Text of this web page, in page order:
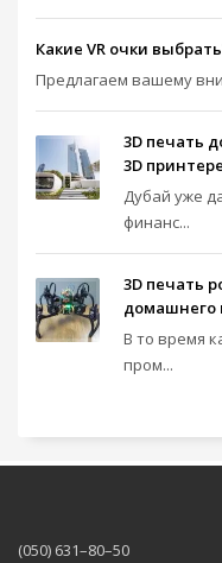
Какие VR очки
Предлагаем вашему
3D печать
3D принтере
Дубай уже
финанс...
3D печать
домашнего
В то время
пром...
(050) 631–80–50